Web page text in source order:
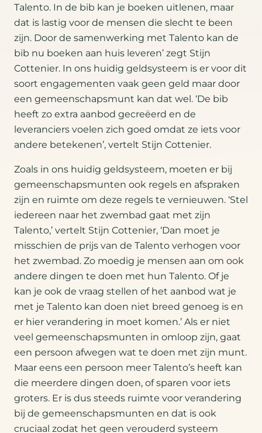
Talento. In de bib kan je boeken uitlenen, maar
dat is lastig voor de mensen die slecht te been
zijn. Door de samenwerking met Talento kan de
bib nu boeken aan huis leveren’ zegt Stijn
Cottenier. In ons huidig geldsysteem is er voor dit
soort engagementen vaak geen geld maar door
een gemeenschapsmunt kan dat wel. ‘De bib
heeft zo extra aanbod gecreëerd en de
leveranciers voelen zich goed omdat ze iets voor
andere betekenen’, vertelt Stijn Cottenier.
Zoals in ons huidig geldsysteem, moeten er bij
gemeenschapsmunten ook regels en afspraken
zijn en ruimte om deze regels te vernieuwen. ‘Stel
iedereen naar het zwembad gaat met zijn
Talento,’ vertelt Stijn Cottenier, ‘Dan moet je
misschien de prijs van de Talento verhogen voor
het zwembad. Zo moedig je mensen aan om ook
andere dingen te doen met hun Talento. Of je
kan je ook de vraag stellen of het aanbod wat je
met je Talento kan doen niet breed genoeg is en
er hier verandering in moet komen.’ Als er niet
veel gemeenschapsmunten in omloop zijn, gaat
een persoon afwegen wat te doen met zijn munt.
Maar eens een persoon meer Talento’s heeft kan
die meerdere dingen doen, of sparen voor iets
groters. Er is dus steeds ruimte voor verandering
bij de gemeenschapsmunten en dat is ook
cruciaal zodat het geen verouderd systeem